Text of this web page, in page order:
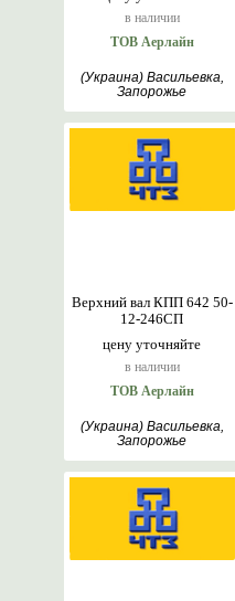
в наличии
ТОВ Аерлайн
(Украина) Васильевка,
Запорожье
цену уточняйте
в наличии
Верхний вал КПП 642 50-
12-246СП
ТОВ Аерлайн
(Украина) Васильевка,
Запорожье